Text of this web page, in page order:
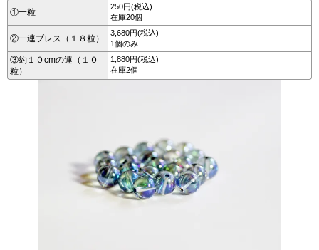
①一粒
250円(税込)
在庫20個
②一連ブレス（１８粒）
3,680円(税込)
1個のみ
③約１０cmの連（１０
粒）
1,880円(税込)
在庫2個